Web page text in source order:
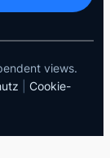
views.
Cookie-